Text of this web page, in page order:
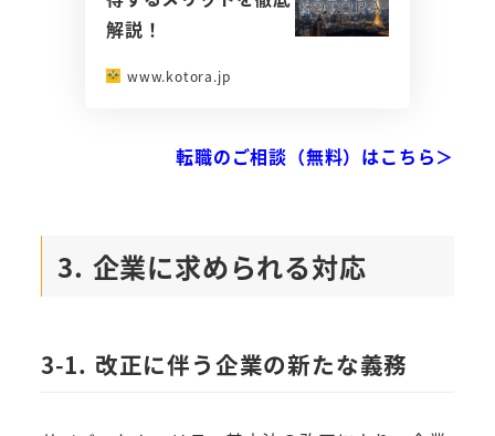
解説！
www.kotora.jp
転職のご相談（無料）はこちら＞
3. 企業に求められる対応
3-1. 改正に伴う企業の新たな義務